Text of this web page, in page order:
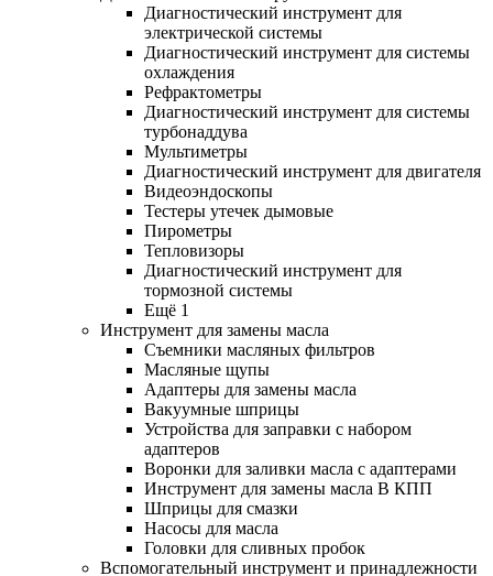
Диагностический инструмент для
электрической системы
Диагностический инструмент для системы
охлаждения
Рефрактометры
Диагностический инструмент для системы
турбонаддува
Мультиметры
Диагностический инструмент для двигателя
Видеоэндоскопы
Тестеры утечек дымовые
Пирометры
Тепловизоры
Диагностический инструмент для
тормозной системы
Ещё 1
Инструмент для замены масла
Съемники масляных фильтров
Масляные щупы
Адаптеры для замены масла
Вакуумные шприцы
Устройства для заправки с набором
адаптеров
Воронки для заливки масла с адаптерами
Инструмент для замены масла В КПП
Шприцы для смазки
Насосы для масла
Головки для сливных пробок
Вспомогательный инструмент и принадлежности